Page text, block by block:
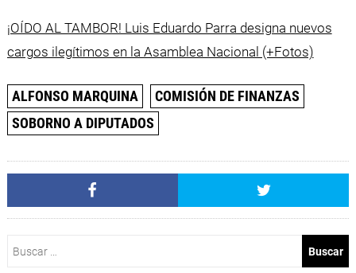
¡OÍDO AL TAMBOR! Luis Eduardo Parra designa nuevos
cargos ilegítimos en la Asamblea Nacional (+Fotos)
ALFONSO MARQUINA
COMISIÓN DE FINANZAS
SOBORNO A DIPUTADOS